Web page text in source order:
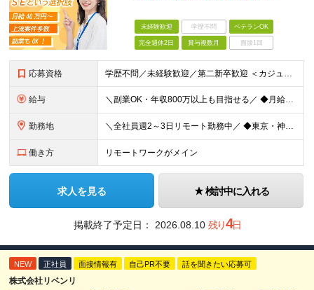
未経験歓迎 学歴不問 ベテランOK
完全週休2日 賞与複数月 面接1回
応募資格 学歴不問／未経験歓迎／第二新卒歓迎 ＜カジュアル面談実施中！＞ 事前準備は一切不要。 画面オフのカジュアル面談も歓迎です。 「今の現場、ちょっとレガシーで先が見えなくて…」 「市場価値を上げたいん
給与 ＼副業OK・年収800万以上も目指せる／ ◆月給40万円～70万円＋賞与年2回 ※経験・年齢・能力を考慮の上、当社規定により優遇いたします ※試用期間1ヶ月あり、待遇等に差異なし ※残業代別途全額支給
勤務地 ＼全社員週2～3日リモート勤務中／ ◆東京・神奈川・埼玉・千葉などの各プロジェクト先 ※希望勤務地を考慮します。 ※お客様先の9割は、東京23区内です。 ※転居を伴う転勤はありません。 ※客先常駐の場
働き方 リモートワークがメイン
求人を見る 検討中に入れる
掲載終了予定日： 2026.08.10 残り4日
NEW 正社員 面接情報有 自己PR不要 話を聞きたい応募可
株式会社リベンリ